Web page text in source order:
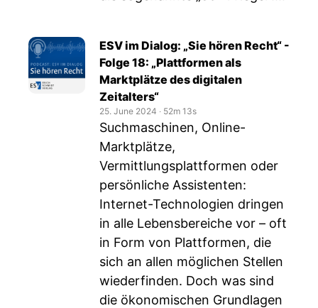
ESV im Dialog: „Sie hören Recht“ -
Folge 18: „Plattformen als
Marktplätze des digitalen
Zeitalters“
25. June 2024 ‧ 52m 13s
Suchmaschinen, Online-
Marktplätze,
Vermittlungsplattformen oder
persönliche Assistenten:
Internet-Technologien dringen
in alle Lebensbereiche vor – oft
in Form von Plattformen, die
sich an allen möglichen Stellen
wiederfinden. Doch was sind
die ökonomischen Grundlagen